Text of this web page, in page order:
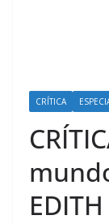
CRÍTICA